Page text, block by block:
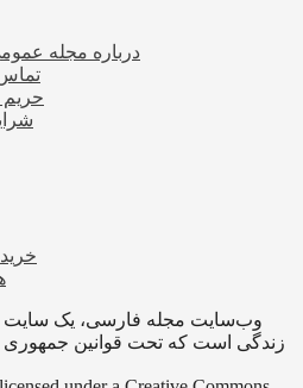
درباره مجله
وب‌سایت مجله فارسی، یک
زندگی است که تحت قوانین جمهوری